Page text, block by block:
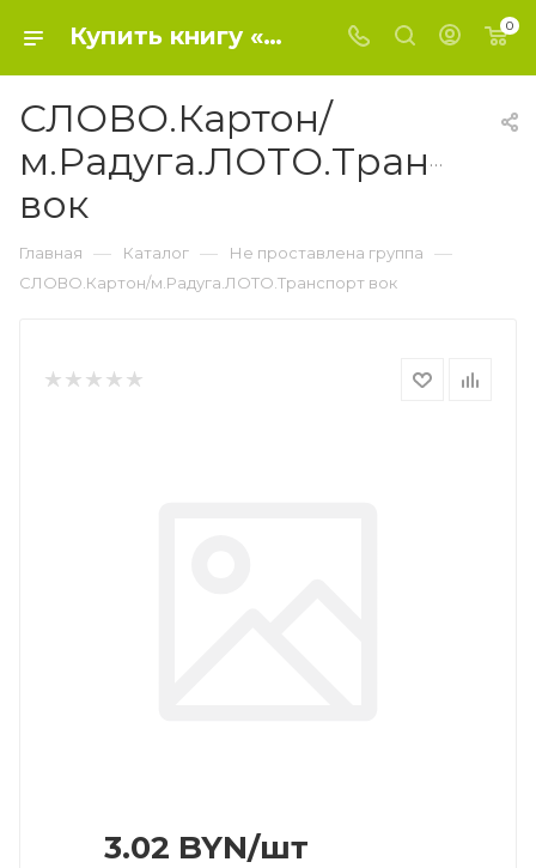
Купить книгу «СЛОВО.Картон/м.Радуга.ЛОТО.Транспорт вок» , - Не проставлена группа 0
СЛОВО.Картон/
вок
Главная — Каталог — Не проставлена группа —
СЛОВО.Картон/м.Радуга.ЛОТО.Транспорт вок
3.02 BYN/шт